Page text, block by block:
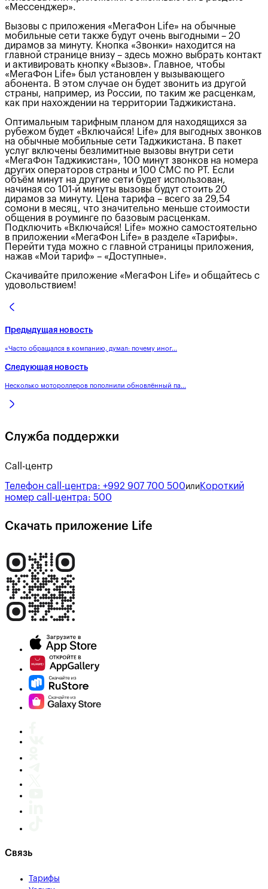
«Мессенджер».
Вызовы с приложения «МегаФон Life» на обычные
мобильные сети также будут очень выгодными – 20
дирамов за минуту. Кнопка «Звонки» находится на
главной странице внизу – здесь можно выбрать контакт
и активировать кнопку «Вызов». Главное, чтобы
«МегаФон Life» был установлен у вызывающего
абонента. В этом случае он будет звонить из другой
страны, например, из России, по таким же расценкам,
как при нахождении на территории Таджикистана.
Оптимальным тарифным планом для находящихся за
рубежом будет «Включайся! Life» для выгодных звонков
на обычные мобильные сети Таджикистана. В пакет
услуг включены безлимитные вызовы внутри сети
«МегаФон Таджикистан», 100 минут звонков на номера
других операторов страны и 100 СМС по РТ. Если
объём минут на другие сети будет использован,
начиная со 101-й минуты вызовы будут стоить 20
дирамов за минуту. Цена тарифа – всего за 29,54
сомони в месяц, что значительно меньше стоимости
общения в роуминге по базовым расценкам.
Подключить «Включайся! Life» можно самостоятельно
в приложении «МегаФон Life» в разделе «Тарифы».
Перейти туда можно с главной страницы приложения,
нажав «Мой тариф» – «Доступные».
Скачивайте приложение «МегаФон Life» и общайтесь с
удовольствием!
Предыдущая новость
«Часто обращался в компанию, думал: почему иног...
Следующая новость
Несколько мотороллеров пополнили обновлённый па...
Служба поддержки
Call-центр
Телефон call-центра: +992 907 700 500или Короткий
номер call-центра: 500
Скачать приложение Life
Связь
Тарифы